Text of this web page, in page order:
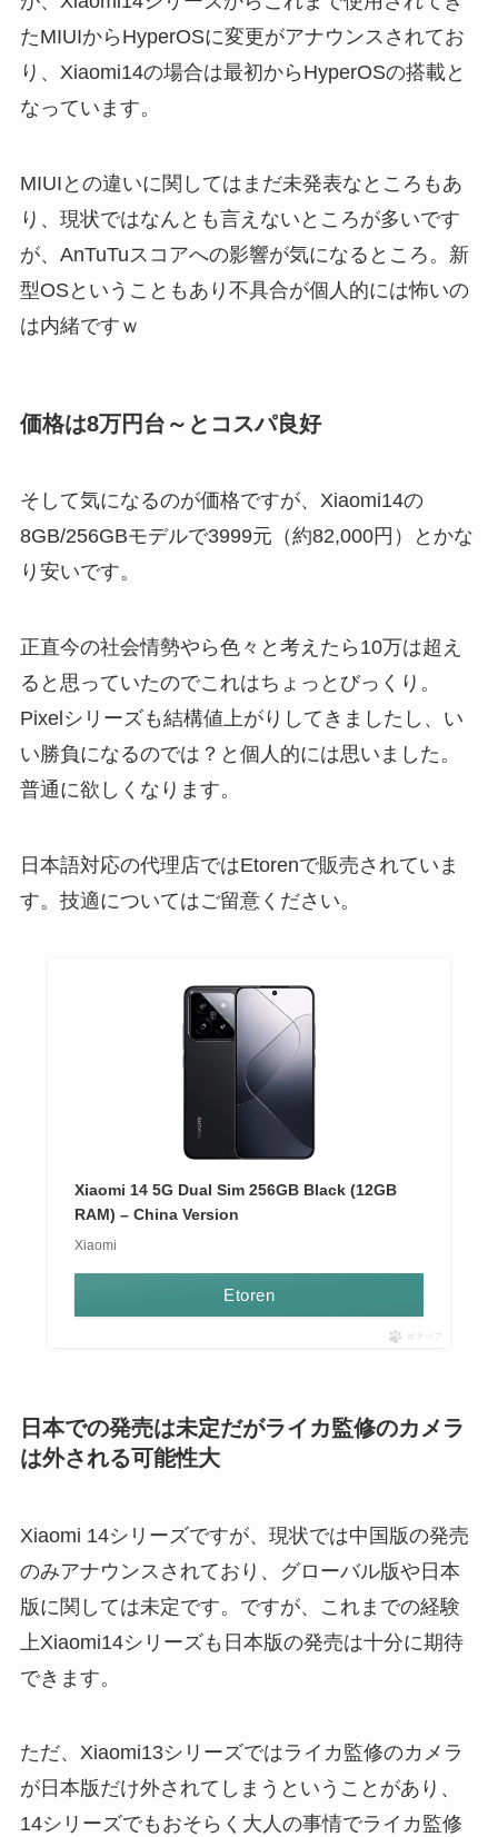
たMIUIからHyperOSに変更がアナウンスされてお
り、Xiaomi14の場合は最初からHyperOSの搭載と
なっています。
MIUIとの違いに関してはまだ未発表なところもあ
り、現状ではなんとも言えないところが多いです
が、AnTuTuスコアへの影響が気になるところ。新
型OSということもあり不具合が個人的には怖いの
は内緒ですｗ
価格は8万円台～とコスパ良好
そして気になるのが価格ですが、Xiaomi14の
8GB/256GBモデルで3999元（約82,000円）とかな
り安いです。
正直今の社会情勢やら色々と考えたら10万は超え
ると思っていたのでこれはちょっとびっくり。
Pixelシリーズも結構値上がりしてきましたし、い
い勝負になるのでは？と個人的には思いました。
普通に欲しくなります。
日本語対応の代理店ではEtorenで販売されていま
す。技適についてはご留意ください。
Xiaomi 14 5G Dual Sim 256GB Black (12GB
RAM) – China Version
Xiaomi
Etoren
ポチップ
日本での発売は未定だがライカ監修のカメラ
は外される可能性大
Xiaomi 14シリーズですが、現状では中国版の発売
のみアナウンスされており、グローバル版や日本
版に関しては未定です。ですが、これまでの経験
上Xiaomi14シリーズも日本版の発売は十分に期待
できます。
ただ、Xiaomi13シリーズではライカ監修のカメラ
が日本版だけ外されてしまうということがあり、
14シリーズでもおそらく大人の事情でライカ監修